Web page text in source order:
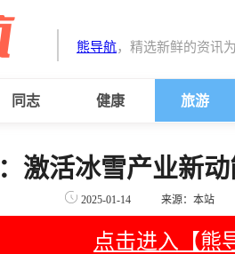
熊导航，精选新鲜的资讯
同志 健康 旅游
激活冰雪产业新
2025-01-14 来源：本站
点击进入【熊